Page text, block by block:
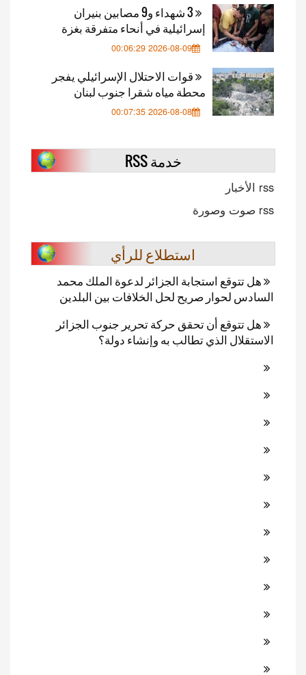
3 شهداء و9 مصابين بنيران
إسرائيلية في أنحاء متفرقة بغزة
2026-08-09 00:06:29
قوات الاحتلال الإسرائيلي يفجر
محطة مياه شقرا جنوب لبنان
2026-08-08 00:07:35
خدمة RSS
rss الأخبار
rss صوت وصورة
استطلاع للرأي
هل تتوقع استجابة الجزائر لدعوة الملك محمد
السادس لحوار صريح لحل الخلافات بين البلدين
هل تتوقع أن تحقق حركة تحرير جنوب الجزائر
الاستقلال الذي تطالب به وإنشاء دولة؟